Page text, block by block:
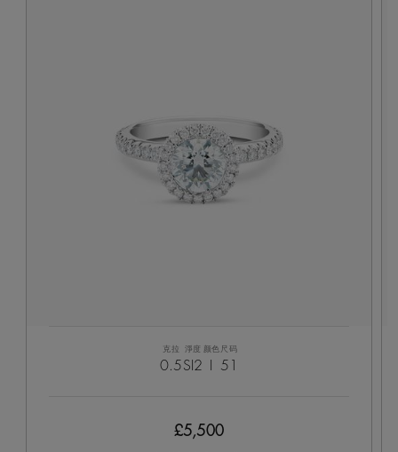
克拉
0.5
淨度
SI2
颜色 尺码
51
£5,500